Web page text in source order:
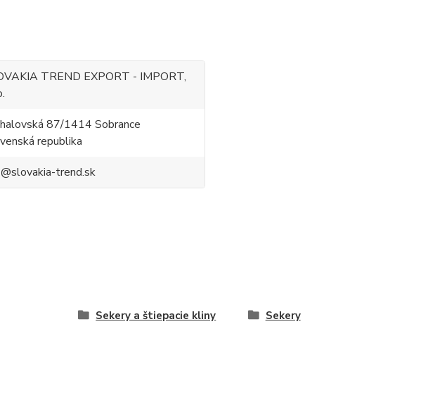
TREND EXPORT - IMPORT,
87/1414 Sobrance
republika
trend.sk
Sekery a štiepacie kliny Sekery